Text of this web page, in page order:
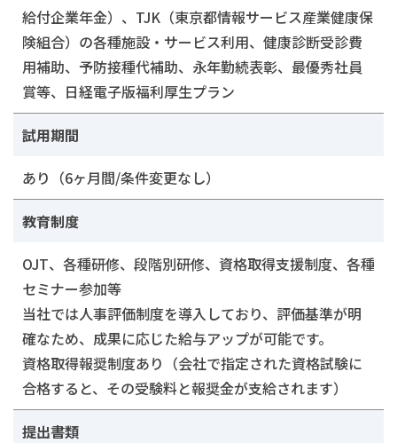
給付企業年金）、TJK（東京都情報サービス産業健康保
険組合）の各種施設・サービス利用、健康診断受診費
用補助、予防接種代補助、永年勤続表彰、最優秀社員
賞等、日経電子版福利厚生プラン
試用期間
あり（6ヶ月間/条件変更なし）
教育制度
OJT、各種研修、段階別研修、資格取得支援制度、各種
セミナー参加等
当社では人事評価制度を導入しており、評価基準が明
確なため、成果に応じた給与アップが可能です。
資格取得報奨制度あり（会社で指定された資格試験に
合格すると、その受験料と報奨金が支給されます）
提出書類